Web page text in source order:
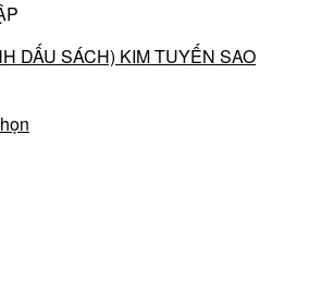
DẤU SÁCH) KIM TUYẾN SAO